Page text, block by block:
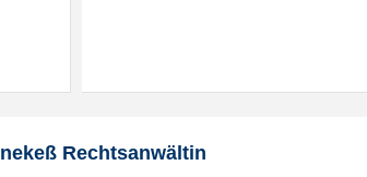
Rechtsanwältin